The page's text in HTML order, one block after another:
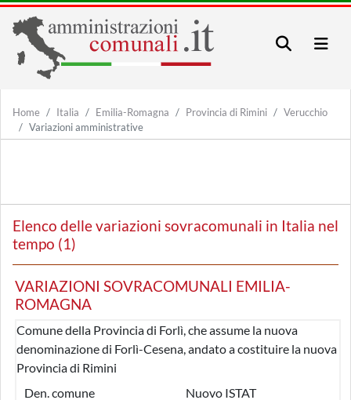
Home Italia Emilia-Romagna Provincia di Rimini
Verucchio
Variazioni amministrative
Elenco delle variazioni sovracomunali in Italia nel
tempo (1)
VARIAZIONI SOVRACOMUNALI EMILIA-
ROMAGNA
Comune della Provincia di Forlì, che assume la nuova
denominazione di Forlì-Cesena, andato a costituire la nuova
Provincia di Rimini
Den. comune
Nuovo ISTAT